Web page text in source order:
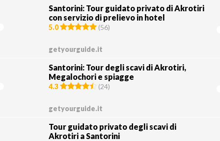
Santorini: Tour guidato privato di Akrotiri
con servizio di prelievo in hotel
5.0 (56)
getyourguide.it
Santorini: Tour degli scavi di Akrotiri,
Megalochori e spiagge
4.3 (24)
getyourguide.it
Tour guidato privato degli scavi di
Akrotiri a Santorini